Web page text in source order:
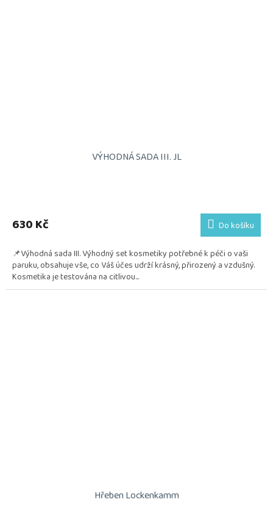
VÝHODNÁ SADA III. JL
produktu
je
z
5
hvězdiček.
630 Kč Do košíku
📌Výhodná sada III. Výhodný set kosmetiky potřebné k péči o vaši
paruku, obsahuje vše, co Váš účes udrží krásný, přirozený a vzdušný.
Kosmetika je testována na citlivou...
Hřeben Lockenkamm